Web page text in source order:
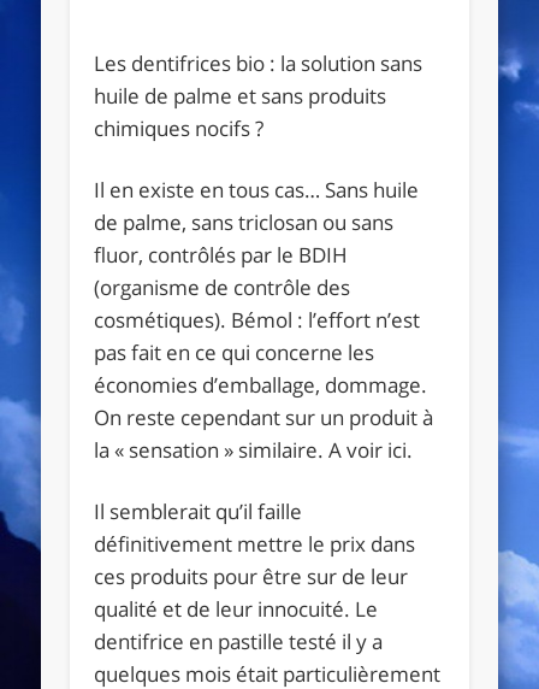
Les dentifrices bio : la solution sans
huile de palme et sans produits
chimiques nocifs ?
Il en existe en tous cas… Sans huile
de palme, sans triclosan ou sans
fluor, contrôlés par le BDIH
(organisme de contrôle des
cosmétiques). Bémol : l’effort n’est
pas fait en ce qui concerne les
économies d’emballage, dommage.
On reste cependant sur un produit à
la « sensation » similaire. A voir ici.
Il semblerait qu’il faille
définitivement mettre le prix dans
ces produits pour être sur de leur
qualité et de leur innocuité. Le
dentifrice en pastille testé il y a
quelques mois était particulièrement